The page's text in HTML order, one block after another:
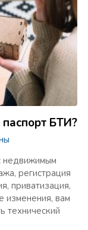
БТИ?
недвижимым
регистрация
приватизация,
изменения, вам
технический